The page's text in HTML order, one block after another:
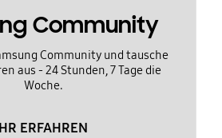
Community
Community und tausche
aus - 24 Stunden, 7 Tage die
Woche.
ERFAHREN